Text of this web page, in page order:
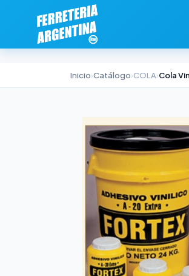
Inicio›Catálogo›COLA›Cola